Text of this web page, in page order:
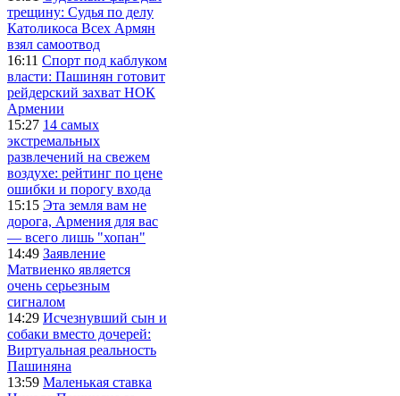
трещину: Судья по делу
Католикоса Всех Армян
взял самоотвод
16:11 Спорт под каблуком
власти: Пашинян готовит
рейдерский захват НОК
Армении
15:27 14 самых
экстремальных
развлечений на свежем
воздухе: рейтинг по цене
ошибки и порогу входа
15:15 Эта земля вам не
дорога, Армения для вас
— всего лишь "хопан"
14:49 Заявление
Матвиенко является
очень серьезным
сигналом
14:29 Исчезнувший сын и
собаки вместо дочерей:
Виртуальная реальность
Пашиняна
13:59 Маленькая ставка